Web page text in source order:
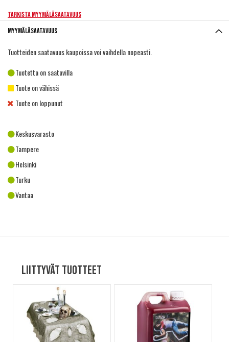
Tarkista myymäläsaatavuus
Myymäläsaatavuus
Tuotteiden saatavuus kaupoissa voi vaihdella nopeasti.
Tuotetta on saatavilla
Tuote on vähissä
Tuote on loppunut
Keskusvarasto
Tampere
Helsinki
Turku
Vantaa
Liittyvät tuotteet